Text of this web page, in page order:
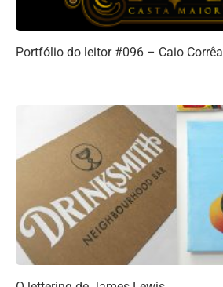
Portfólio do leitor #096 – Caio Corrêa